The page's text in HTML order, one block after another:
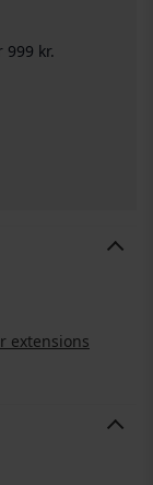
extensions
999 kr.